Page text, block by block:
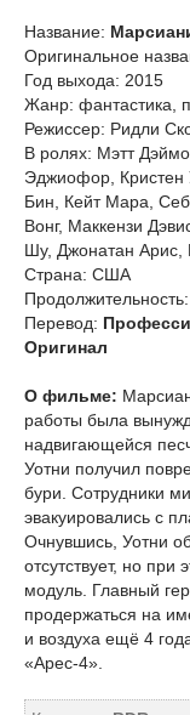
Название:
Оригинальное
Год выхода: 2015
Жанр: фантастика,
Режиссер: Ридли
В ролях: Мэтт
Эджиофор,
Бин, Кейт Мара,
Вонг, Маккензи
Шу, Джонатан
Страна: США
Перевод:
Оригинал
О фильме:
работы была
надвигающейся
Уотни получил
бури. Сотрудники
эвакуировались с
Очнувшись, Уотни
отсутствует, но
модуль. Главный
продержаться на
и воздуха ещё 4
«Арес-4».